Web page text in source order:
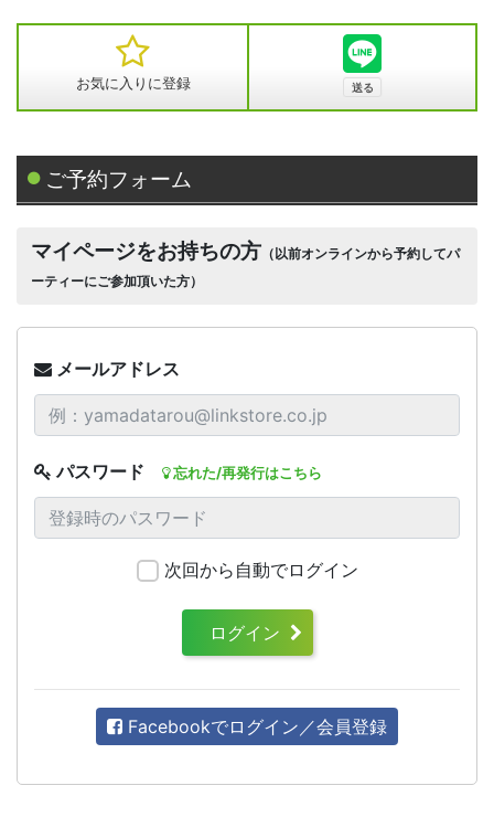
お気に入りに登録
ご予約フォーム
マイページをお持ちの方 （以前オンラインから予約してパ
ーティーにご参加頂いた方）
メールアドレス
パスワード 忘れた/再発行はこちら
次回から自動でログイン
ログイン
Facebookでログイン／会員登録